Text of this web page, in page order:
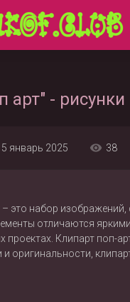
арт" - рисунки
5 январь 2025 38
– это набор
отличаются
проектах. Клипарт поп-
и оригинальности,